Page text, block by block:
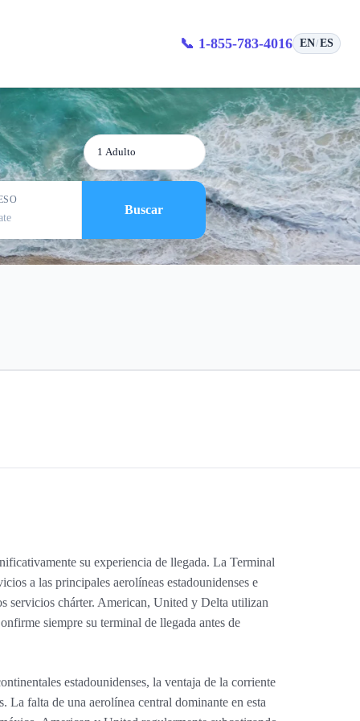
📞 1-855-783-4016 EN/ES
1 Adulto
Buscar
su experiencia de llegada. La Terminal
a las principales aerolíneas estadounidenses e
servicios chárter. American, United y Delta utilizan
siempre su terminal de llegada antes de
estadounidenses, la ventaja de la corriente
La falta de una aerolínea central dominante en esta